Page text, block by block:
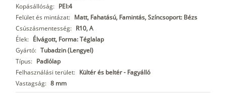
Kopásállóság: PEI:4
Felület és mintázat: Matt, Fahatású, Famintás, Színcsoport: Bézs
Csúszásmentesség: R10, A
Élek: Élvágott, Forma: Téglalap
Gyártó: Tubadzin (Lengyel)
Típus: Padlólap
Felhasználási terület: Kültér és beltér - Fagyálló
Vastagság: 8 mm